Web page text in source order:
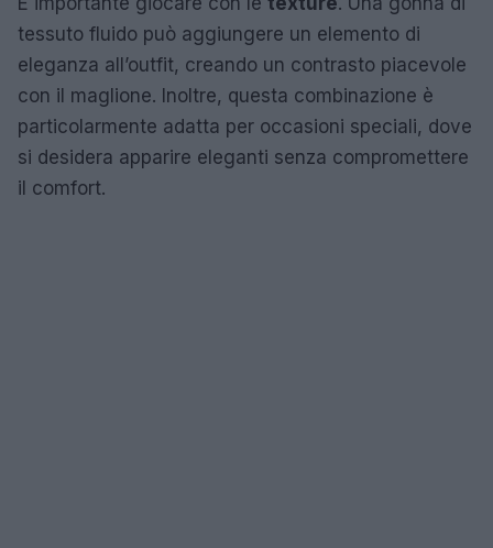
tessuto fluido può aggiungere un elemento di
eleganza all’outfit, creando un contrasto piacevole
con il maglione. Inoltre, questa combinazione è
particolarmente adatta per occasioni speciali, dove
si desidera apparire eleganti senza compromettere
il comfort.